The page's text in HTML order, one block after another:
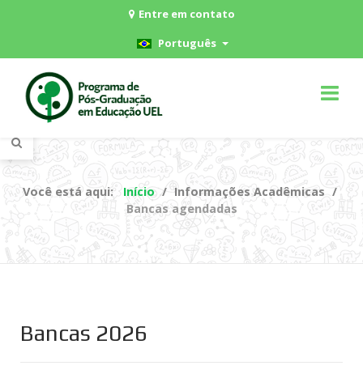
Entre em contato
Português
Você está aqui: Início
Informações Acadêmicas
Bancas agendadas
Bancas 2026